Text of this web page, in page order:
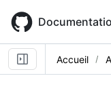
main
content
Accueil